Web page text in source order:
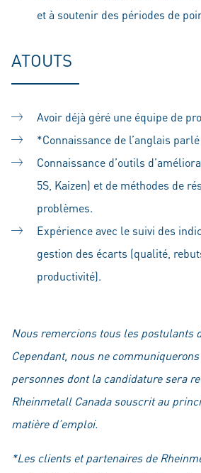
et à soutenir des périodes de
ATOUTS
Avoir déjà géré une équipe de
*Connaissance de l’anglais
Connaissance d’outils
5S, Kaizen) et de méthodes de
problèmes.
Expérience avec le suivi des
gestion des écarts (qualité,
productivité).
Nous remercions tous les postulants
Cependant, nous ne communiquerons
personnes dont la candidature sera
Rheinmetall Canada souscrit au
matière d’emploi.
*Les clients et partenaires de